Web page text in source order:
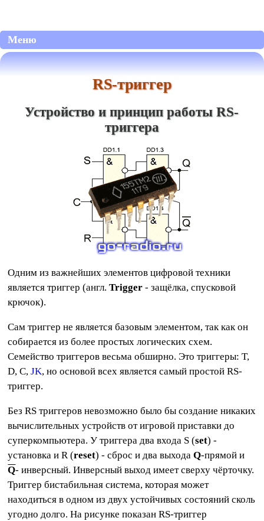
Меню
RS-триггер
Устройство и принцип работы RS-
триггера
Одним из важнейших элементов цифровой техники
является триггер (англ.Trigger - защёлка, спусковой
крючок).
Сам триггер не является базовым элементом, так как он
собирается из более простых логических схем.
Семейство триггеров весьма обширно. Это триггеры: T,
D, C,JK, но основой всех является самый простой RS-
триггер.
Без RS триггеров невозможно было бы создание никаких
вычислительных устройств от игровой приставки до
суперкомпьютера. У триггера два входа S (set) -
установка и R (reset) - сброс и два выходаQ-прямой и
Q- инверсный. Инверсный выход имеет сверху чёрточку.
Триггер бистабильная система, которая может
находиться в одном из двух устойчивых состояний сколь
угодно долго. На рисунке показан RS-триггер